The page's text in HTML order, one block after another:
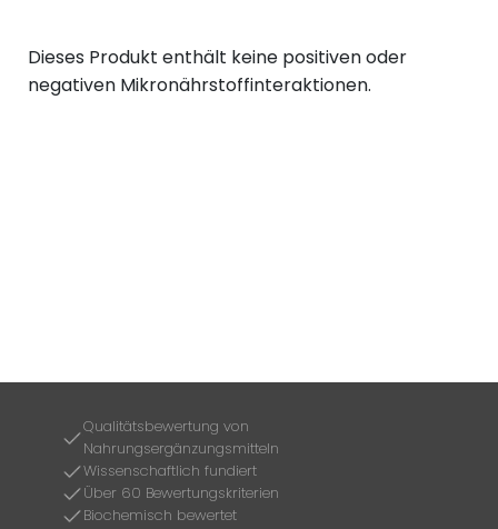
Dieses Produkt enthält keine positiven oder
negativen Mikronährstoffinteraktionen.
Qualitätsbewertung von
Nahrungsergänzungsmitteln
Wissenschaftlich fundiert
Über 60 Bewertungskriterien
Biochemisch bewertet